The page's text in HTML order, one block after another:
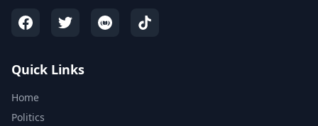
Quick Links
Home
Politics